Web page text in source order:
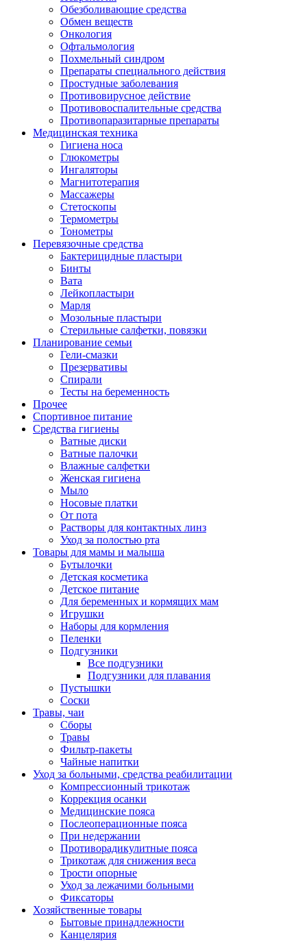
Обезболивающие средства
Обмен веществ
Онкология
Офтальмология
Похмельный синдром
Препараты специального действия
Простудные заболевания
Противовирусное действие
Противовоспалительные средства
Противопаразитарные препараты
Медицинская техника
Гигиена носа
Глюкометры
Ингаляторы
Магнитотерапия
Массажеры
Стетоскопы
Термометры
Тонометры
Перевязочные средства
Бактерицидные пластыри
Бинты
Вата
Лейкопластыри
Марля
Мозольные пластыри
Стерильные салфетки, повязки
Планирование семьи
Гели-смазки
Презервативы
Спирали
Тесты на беременность
Прочее
Спортивное питание
Средства гигиены
Ватные диски
Ватные палочки
Влажные салфетки
Женская гигиена
Мыло
Носовые платки
От пота
Растворы для контактных линз
Уход за полостью рта
Товары для мамы и малыша
Бутылочки
Детская косметика
Детское питание
Для беременных и кормящих мам
Игрушки
Наборы для кормления
Пеленки
Подгузники
Все подгузники
Подгузники для плавания
Пустышки
Соски
Травы, чаи
Сборы
Травы
Фильтр-пакеты
Чайные напитки
Уход за больными, средства реабилитации
Компрессионный трикотаж
Коррекция осанки
Медицинские пояса
Послеоперационные пояса
При недержании
Противорадикулитные пояса
Трикотаж для снижения веса
Трости опорные
Уход за лежачими больными
Фиксаторы
Хозяйственные товары
Бытовые принадлежности
Канцелярия